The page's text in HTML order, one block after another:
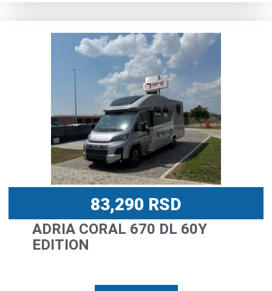
83,290 RSD
ADRIA CORAL 670 DL 60Y
EDITION